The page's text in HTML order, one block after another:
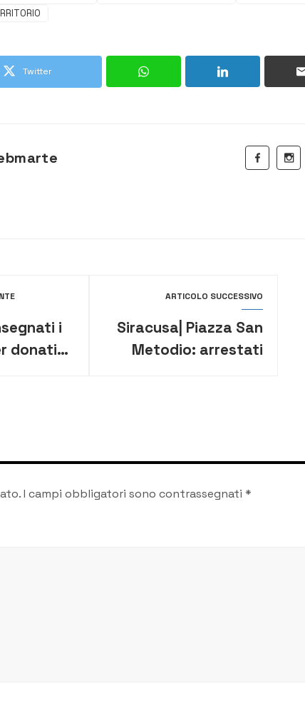
Twitter
i
donati
ARTICOLO SUCCESSIVO
Siracusa| Piazza San
Metodio: arrestati
I campi obbligatori sono contrassegnati *